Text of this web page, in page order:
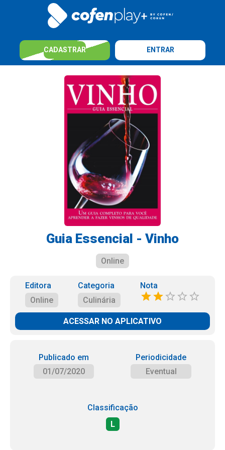
CADASTRAR ENTRAR
Guia Essencial - Vinho
Online
Editora
Online
Categoria
Culinária
Nota
ACESSAR NO APLICATIVO
Publicado em
01/07/2020
Periodicidade
Eventual
Classificação
L